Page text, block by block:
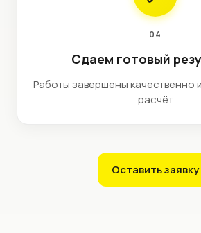
04
Сдаем готовый
Работы завершены качественно
расчёт
Оставить заявку